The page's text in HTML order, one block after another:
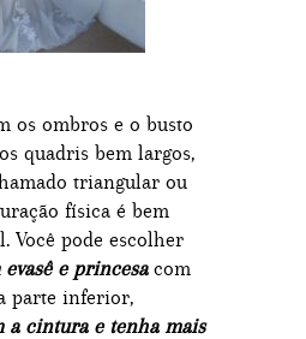
os ombros e o busto
quadris bem largos,
triangular ou
física é bem
Você pode escolher
e princesacom
parte inferior,
a cintura e tenha mais